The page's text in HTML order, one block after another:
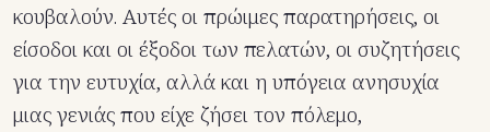
κουβαλούν. Αυτές οι πρώιμες παρατηρήσεις, οι
είσοδοι και οι έξοδοι των πελατών, οι συζητήσεις
για την ευτυχία, αλλά και η υπόγεια ανησυχία
μιας γενιάς που είχε ζήσει τον πόλεμο,